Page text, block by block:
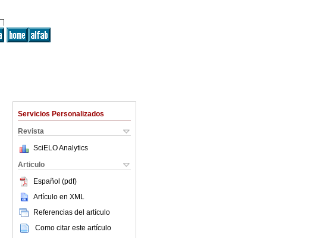
Servicios Personalizados
Revista
SciELO Analytics
Articulo
Español (pdf)
Artículo en XML
Referencias del artículo
Como citar este artículo